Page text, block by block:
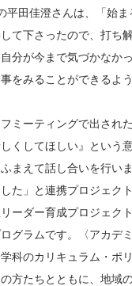
平田佳澄さんは、「始
て下さったので、打
分が今まで気づかな
をみることができる
ミーティングで出さ
くしてほしい』とい
まえて話し合いを行
た」と連携プロジェク
ーダー育成プロジェ
グラムです。〈アカ
科のカリキュラム・ポ
方たちとともに、地域